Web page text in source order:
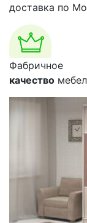
доставка по
Фабричное
качество